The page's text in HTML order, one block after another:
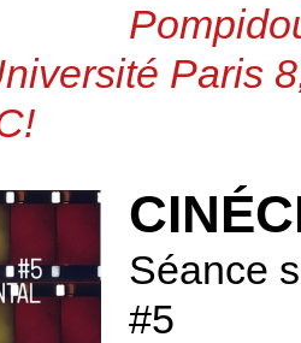
Paris
Séance
#5